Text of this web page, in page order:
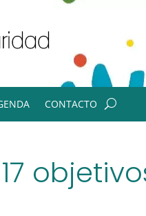
CONTACTO